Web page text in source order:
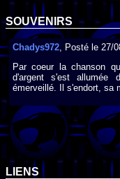
SOUVENIRS
Chadys972 , Posté le 27/
Par coeur la chanson
d'argent s'est allumée
émerveillé. Il s'endort, sa
LIENS